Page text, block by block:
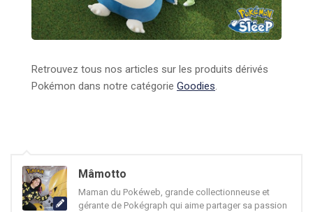
Retrouvez tous nos articles sur les produits dérivés
Pokémon dans notre catégorie Goodies.
Mâmotto
Maman du Pokéweb, grande collectionneuse et
gérante de Pokégraph qui aime partager sa passion